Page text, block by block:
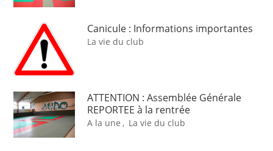
Canicule : Informations importantes
La vie du club
ATTENTION : Assemblée Générale
REPORTEE à la rentrée
A la une , La vie du club